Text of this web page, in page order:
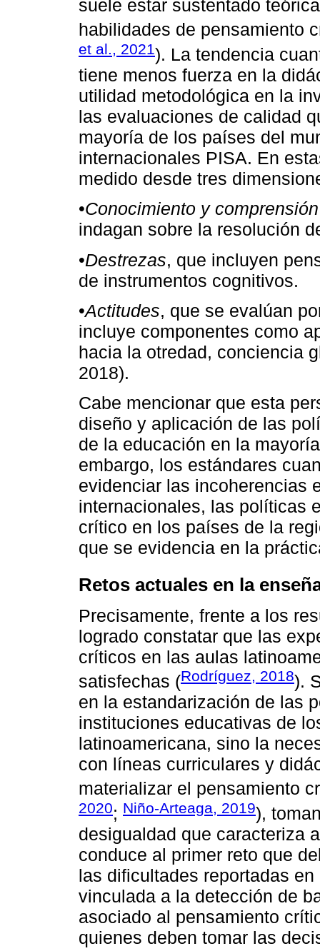
suele estar sustentado
habilidades de pensamiento
et al., 2021). La tendencia
tiene menos fuerza en la
utilidad metodológica en la
las evaluaciones de calidad
mayoría de los países del
internacionales PISA. En
medido desde tres
•Conocimiento y comprensión
indagan sobre la resolución
•Destrezas, que incluyen
de instrumentos cognitivos.
•Actitudes, que se evalúan
incluye componentes como
hacia la otredad, conciencia
2018).
Cabe mencionar que esta
diseño y aplicación de las
de la educación en la
embargo, los estándares
evidenciar las incoherencias
internacionales, las políticas
crítico en los países de la
que se evidencia en la
Retos actuales en la
Precisamente, frente a los
logrado constatar que las
críticos en las aulas
satisfechas (Rodríguez, 2018).
en la estandarización de las
instituciones educativas de
latinoamericana, sino la
con líneas curriculares y
materializar el pensamiento
2020; Niño-Arteaga, 2019),
desigualdad que caracteriza
conduce al primer reto que
las dificultades reportadas
vinculada a la detección de
asociado al pensamiento
quienes deben tomar las